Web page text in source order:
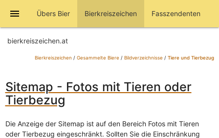
menu Übers Bier Bierkreiszeichen Fasszendenten
bierkreiszeichen.at
Bierkreiszeichen / Gesammelte Biere/ Bildverzeichnisse/ Tiere und Tierbezug
Sitemap - Fotos mit Tieren oder
Tierbezug
Die Anzeige der Sitemap ist auf den Bereich Fotos mit Tieren
oder Tierbezug eingeschränkt. Sollten Sie die Einschränkung